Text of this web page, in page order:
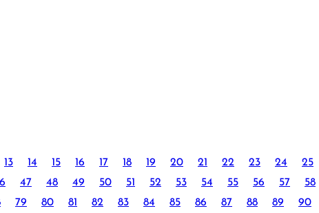
13 14 15 16 17 18 19 20 21 22 23 24 25
47 48 49 50 51 52 53 54 55 56 57 58
79 80 81 82 83 84 85 86 87 88 89 90